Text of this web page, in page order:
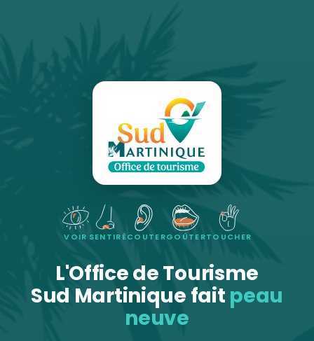
VOIR SENTIRÉCOUTERGOÛTERTOUCHER
L'Office de Tourisme
Sud Martinique fait peau
neuve